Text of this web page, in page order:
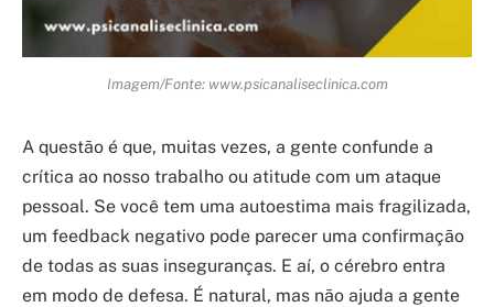
Imagem/Fonte: www.psicanaliseclinica.com
A questão é que, muitas vezes, a gente confunde a
crítica ao nosso trabalho ou atitude com um ataque
pessoal. Se você tem uma autoestima mais fragilizada,
um feedback negativo pode parecer uma confirmação
de todas as suas inseguranças. E aí, o cérebro entra
em modo de defesa. É natural, mas não ajuda a gente